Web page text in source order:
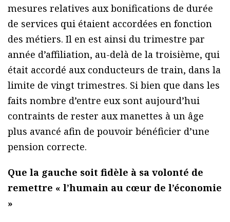
mesures relatives aux bonifications de durée
de services qui étaient accordées en fonction
des métiers. Il en est ainsi du trimestre par
année d’affiliation, au-delà de la troisième, qui
était accordé aux conducteurs de train, dans la
limite de vingt trimestres. Si bien que dans les
faits nombre d’entre eux sont aujourd’hui
contraints de rester aux manettes à un âge
plus avancé afin de pouvoir bénéficier d’une
pension correcte.
Que la gauche soit fidèle à sa volonté de
remettre « l’humain au cœur de l’économie
»